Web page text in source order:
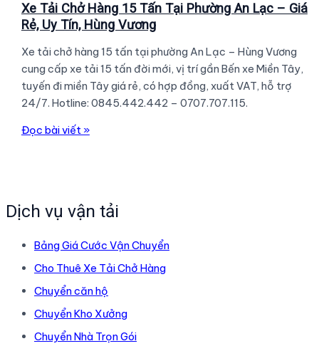
Xe Tải Chở Hàng 15 Tấn Tại Phường An Lạc – Giá
Rẻ, Uy Tín, Hùng Vương
Xe tải chở hàng 15 tấn tại phường An Lạc – Hùng Vương
cung cấp xe tải 15 tấn đời mới, vị trí gần Bến xe Miền Tây,
tuyến đi miền Tây giá rẻ, có hợp đồng, xuất VAT, hỗ trợ
24/7. Hotline: 0845.442.442 – 0707.707.115.
Xe
Tấn
Phường
An
Giá
Rẻ,
Đọc bài viết »
Dịch vụ vận tải
Bảng Giá Cước Vận Chuyển
Cho Thuê Xe Tải Chở Hàng
Chuyển căn hộ
Chuyển Kho Xưởng
Chuyển Nhà Trọn Gói